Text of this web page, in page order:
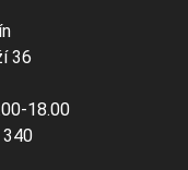
36
18.00